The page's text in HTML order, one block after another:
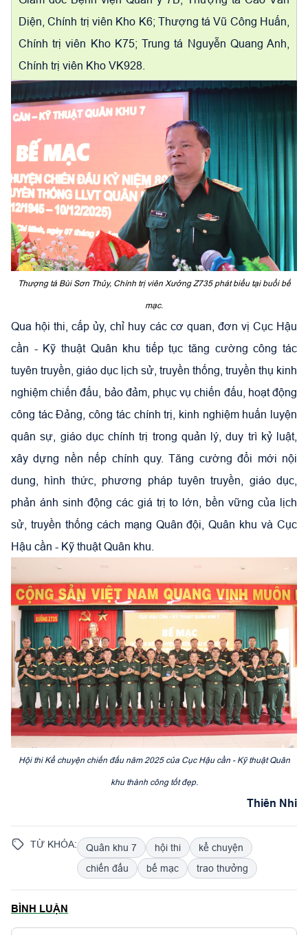
Diện, Chính trị viên Kho K6; Thượng tá Vũ Công Huấn,
Chính trị viên Kho K75; Trung tá Nguyễn Quang Anh,
Chính trị viên Kho VK928.
Thượng tá Bùi Sơn Thủy, Chính trị viên Xưởng Z735 phát biểu tại buổi bế
mạc.
Qua hội thi, cấp ủy, chỉ huy các cơ quan, đơn vị Cục Hậu
cần - Kỹ thuật Quân khu tiếp tục tăng cường công tác
tuyên truyền, giáo dục lịch sử, truyền thống, truyền thụ kinh
nghiệm chiến đấu, bảo đảm, phục vụ chiến đấu, hoạt động
công tác Đảng, công tác chính trị, kinh nghiệm huấn luyện
quân sự, giáo dục chính trị trong quản lý, duy trì kỷ luật,
xây dựng nền nếp chính quy. Tăng cường đổi mới nội
dung, hình thức, phương pháp tuyên truyền, giáo dục,
phản ánh sinh động các giá trị to lớn, bền vững của lịch
sử, truyền thống cách mạng Quân đội, Quân khu và Cục
Hậu cần - Kỹ thuật Quân khu.
Hội thi Kể chuyện chiến đấu năm 2025 của Cục Hậu cần - Kỹ thuật Quân
khu thành công tốt đẹp.
Thiên Nhi
TỪ KHÓA: Quân khu 7 hội thi
kể chuyện
chiến đấu
bế mạc trao thưởng
BÌNH LUẬN